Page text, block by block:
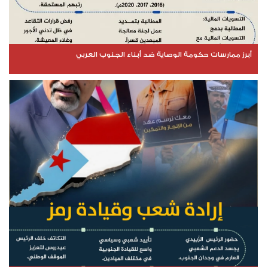
أبرز ممارسات حكومة الوصاية ضد أبناء الجنوب العربي